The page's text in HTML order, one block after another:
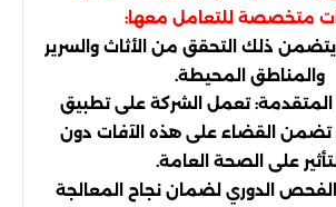
متخصصة للتعامل معها:
يتضمن ذلك التحقق من الأثاث والسرير
والمناطق المحيطة.
المتقدمة: تعمل الشركة على تطبيق
تضمن القضاء على هذه الآفات دون
التأثير على الصحة العامة.
الفحص الدوري لضمان نجاح المعالجة